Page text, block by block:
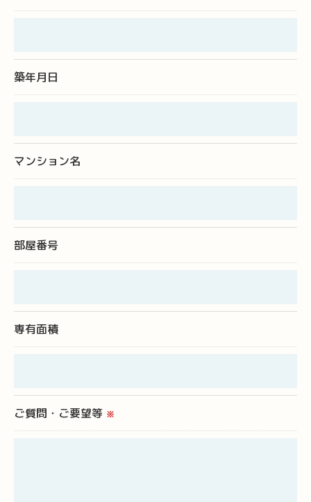
個人情報の開示･訂正･削除・利用停止の具体的手続
築年月日
マンション名
部屋番号
専有面積
ご質問・ご要望等 ※